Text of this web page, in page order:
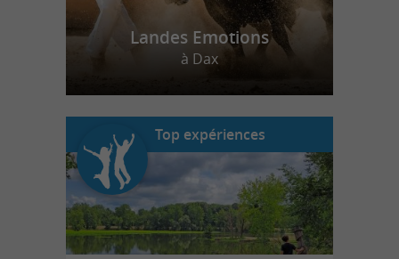
Landes Emotions
à Dax
Top expériences